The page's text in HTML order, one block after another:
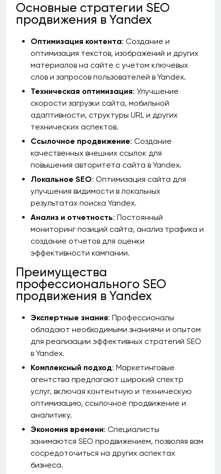
Основные стратегии SEO
продвижения в Yandex
Оптимизация контента: Создание и
оптимизация текстов, изображений и других
материалов на сайте с учетом ключевых
слов и запросов пользователей в Yandex.
Техническая оптимизация: Улучшение
скорости загрузки сайта, мобильной
адаптивности, структуры URL и других
технических аспектов.
Ссылочное продвижение: Создание
качественных внешних ссылок для
повышения авторитета сайта в Yandex.
Локальное SEO: Оптимизация сайта для
улучшения видимости в локальных
результатах поиска Yandex.
Анализ и отчетность: Постоянный
мониторинг позиций сайта, анализ трафика и
создание отчетов для оценки
эффективности кампании.
Преимущества
профессионального SEO
продвижения в Yandex
Экспертные знания: Профессионалы
обладают необходимыми знаниями и опытом
для реализации эффективных стратегий SEO
в Yandex.
Комплексный подход: Маркетинговые
агентства предлагают широкий спектр
услуг, включая контентную и техническую
оптимизацию, ссылочное продвижение и
аналитику.
Экономия времени: Специалисты
занимаются SEO продвижением, позволяя вам
сосредоточиться на других аспектах
бизнеса.